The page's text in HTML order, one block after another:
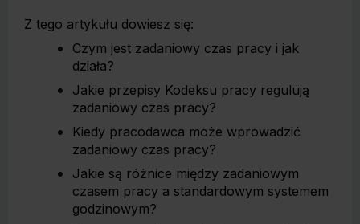
Z tego artykułu dowiesz się:
Czym jest zadaniowy czas pracy i jak
działa?
Jakie przepisy Kodeksu pracy regulują
zadaniowy czas pracy?
Kiedy pracodawca może wprowadzić
zadaniowy czas pracy?
Jakie są różnice między zadaniowym
czasem pracy a standardowym systemem
godzinowym?